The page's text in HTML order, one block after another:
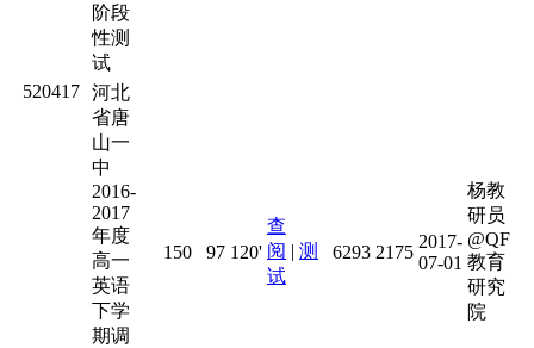
阶段
性测
试
520417 河北
省唐
山一
中
2016-
2017
年度
高一
英语
下学
期调
150 97 120'
查
阅 | 测
试
6293 2175
2017-
07-01
杨教
研员
@QF
教育
研究
院